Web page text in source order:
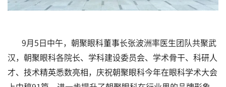
9月5日中午，朝聚眼科董事长张波洲率医生团队共聚武
汉，朝聚眼科各院长、学科建设委员会、学术骨干、科研人
才、技术精英悉数亮相，庆祝朝聚眼科今年在眼科学术大会